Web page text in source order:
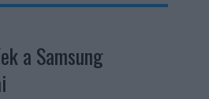
a Samsung